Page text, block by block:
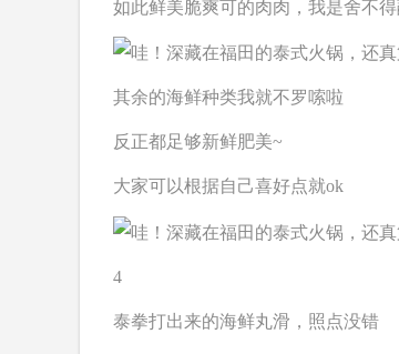
如此鲜美脆爽可的肉肉，我是舍不
其余的海鲜种类我就不罗嗦啦
反正都足够新鲜肥美~
大家可以根据自己喜好点就ok
4
泰拳打出来的海鲜丸滑，照点没错